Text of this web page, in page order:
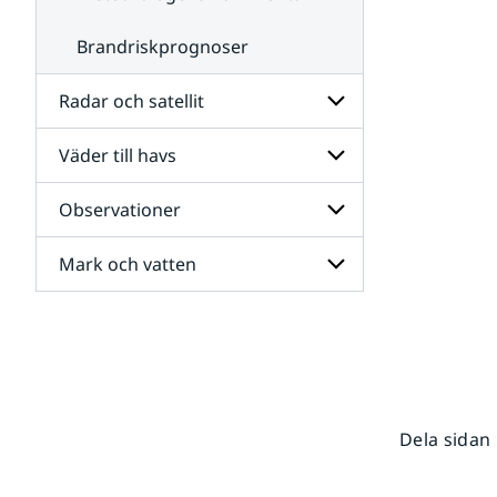
Brandriskprognoser
Radar och satellit
Undersidor
för
Radar
och
satellit
Väder till havs
Undersidor
för
Väder
till
havs
Observationer
Undersidor
för
Mark och vatten
Dela sidan